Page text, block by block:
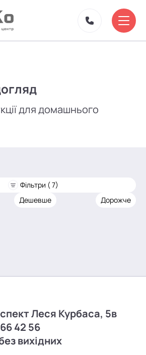
для домашнього
Фільтри ( 7)
Дешевше Дорожче
Леся Курбаса, 5в
42 56
вихідних